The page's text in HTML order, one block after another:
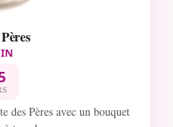
des Pères avec un bouquet